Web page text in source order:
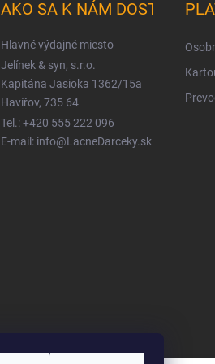
AKO SA K NÁM DOSTANETE
Hlavné výdajné miesto
Jelínek & syn, s.r.o.
Kapitána Jasioka 1362/15a
Havířov, 735 64
Tel.: +420 555 222 096
E-mail: info@LacneDarceky.sk